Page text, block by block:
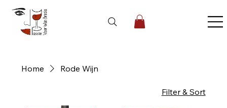
Home Rode Wijn
Filter & Sort